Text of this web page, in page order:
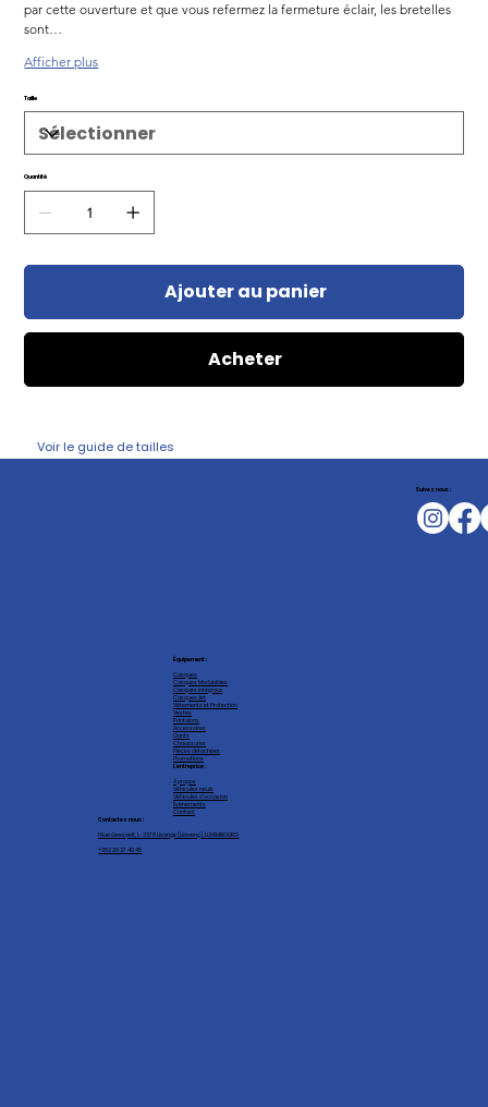
par cette ouverture et que vous refermez la fermeture éclair, les bretelles
sont…
Afficher plus
Taille
Quantité
Ajouter au panier
Acheter
Voir le guide de tailles
Équipement :
Casques
Casques Modulables
Casques intégraux
Casques Jet
Vêtements et Protection
Vestes
Pantalons
Accessoires
Gants
Chaussures
Pièces détachées
Promotions
L'entreprise :
À propos
Véhicules neufs
Véhicules d'occasion
Événements
Contact
Contactez nous :
1 Rue Geespelt, L-3378 Livange (Léiweng), LUXEMBOURG
+352 26 37 40 45
Suivez nous :